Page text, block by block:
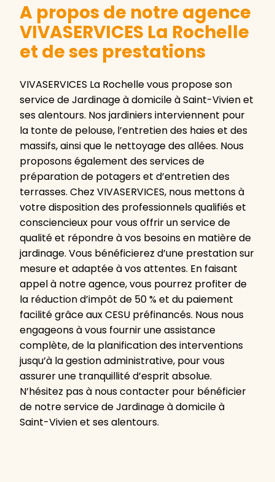
A propos de notre agence
VIVASERVICES La Rochelle
et de ses prestations
VIVASERVICES La Rochelle vous propose son
service de Jardinage à domicile à Saint-Vivien et
ses alentours. Nos jardiniers interviennent pour
la tonte de pelouse, l’entretien des haies et des
massifs, ainsi que le nettoyage des allées. Nous
proposons également des services de
préparation de potagers et d’entretien des
terrasses. Chez VIVASERVICES, nous mettons à
votre disposition des professionnels qualifiés et
consciencieux pour vous offrir un service de
qualité et répondre à vos besoins en matière de
jardinage. Vous bénéficierez d’une prestation sur
mesure et adaptée à vos attentes. En faisant
appel à notre agence, vous pourrez profiter de
la réduction d’impôt de 50 % et du paiement
facilité grâce aux CESU préfinancés. Nous nous
engageons à vous fournir une assistance
complète, de la planification des interventions
jusqu’à la gestion administrative, pour vous
assurer une tranquillité d’esprit absolue.
N’hésitez pas à nous contacter pour bénéficier
de notre service de Jardinage à domicile à
Saint-Vivien et ses alentours.